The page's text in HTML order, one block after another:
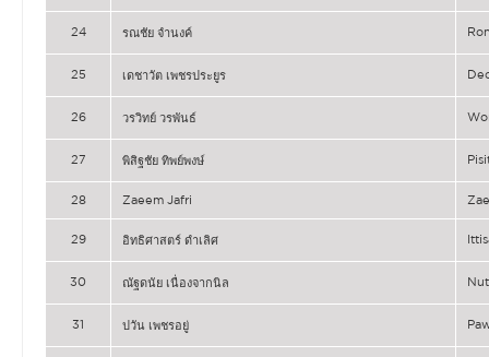
24 รณชัย จำนงค์
25 เดชาวัต เพชรประยูร
26 วรวิทย์ วรพันธ์
27 พิสิฐชัย ทิพย์พงษ์
28 Zaeem Jafri
29 อิทธิศาสตร์ ดำเลิศ
30 ณัฐดนัย เนื่องจากนิล
31 ปวัน เพชรอยู่